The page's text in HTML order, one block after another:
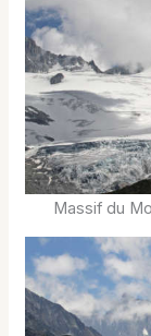
Massif du